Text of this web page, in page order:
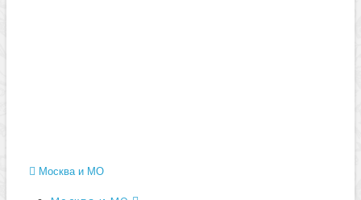
Москва и МО